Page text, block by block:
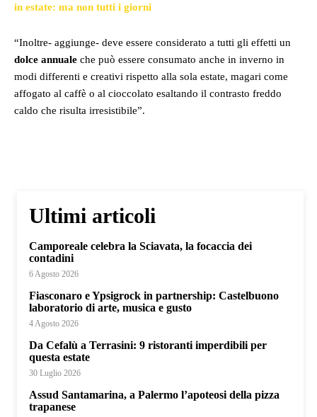
in estate: ma non tutti i giorni
“Inoltre- aggiunge- deve essere considerato a tutti gli effetti un
dolce annuale che può essere consumato anche in inverno in
modi differenti e creativi rispetto alla sola estate, magari come
affogato al caffè o al cioccolato esaltando il contrasto freddo
caldo che risulta irresistibile”.
Ultimi articoli
Camporeale celebra la Sciavata, la focaccia dei
contadini
6 Agosto 2026
Fiasconaro e Ypsigrock in partnership: Castelbuono
laboratorio di arte, musica e gusto
4 Agosto 2026
Da Cefalù a Terrasini: 9 ristoranti imperdibili per
questa estate
30 Luglio 2026
Assud Santamarina, a Palermo l’apoteosi della pizza
trapanese